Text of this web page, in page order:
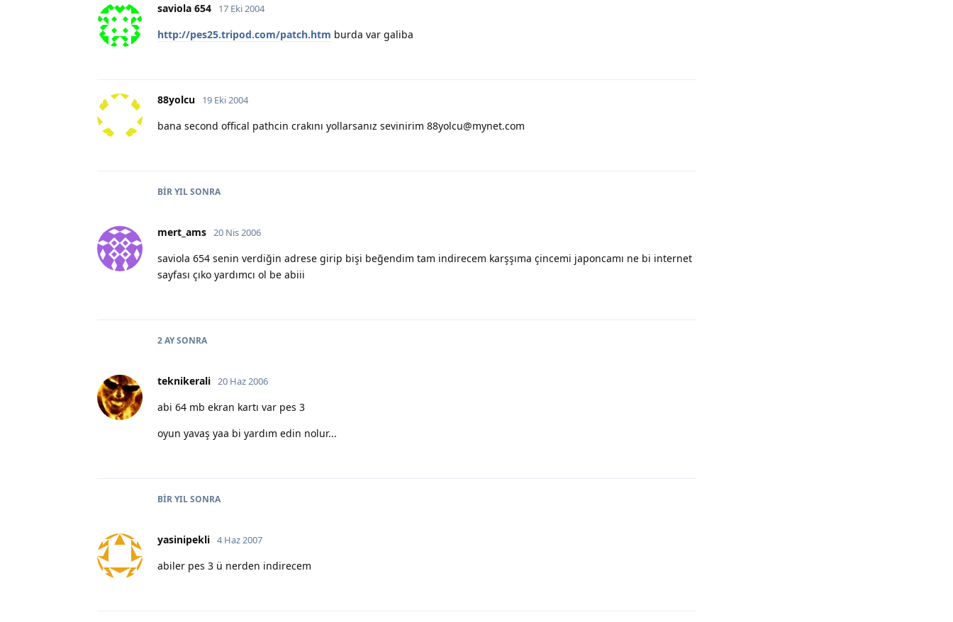
saviola 654 17 Eki 2004
http://pes25.tripod.com/patch.htm burda var galiba
88yolcu 19 Eki 2004
bana second offical pathcin crakını yollarsanız sevinirim 88yolcu@mynet.com
BIR YILSONRA
mert_ams 20 Nis 2006
saviola 654 senin verdiğin adrese girip bişi beğendim tam indirecem karşşıma çincemi japoncamı ne bi internet
sayfası çıko yardımcı ol be abiii
2 AYSONRA
teknikerali 20 Haz 2006
abi 64 mb ekran kartı var pes 3
oyun yavaş yaa bi yardım edin nolur...
BIR YILSONRA
yasinipekli 4 Haz 2007
abiler pes 3 ü nerden indirecem